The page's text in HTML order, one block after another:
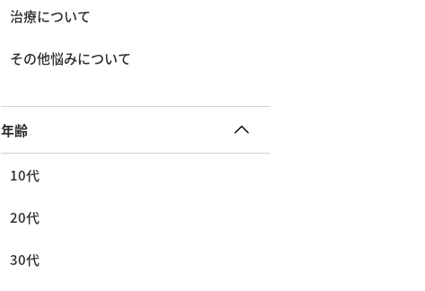
治療について
その他悩みについて
年齢
10代
20代
30代